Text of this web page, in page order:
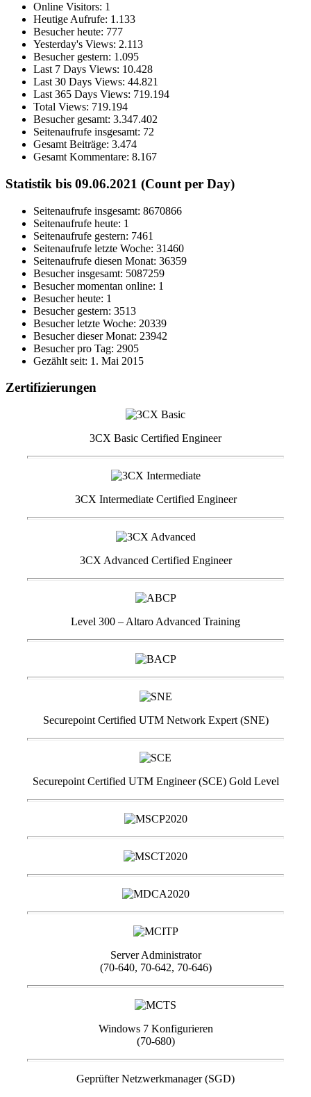
Online Visitors: 1
Heutige Aufrufe: 1.133
Besucher heute: 777
Yesterday's Views: 2.113
Besucher gestern: 1.095
Last 7 Days Views: 10.428
Last 30 Days Views: 44.821
Last 365 Days Views: 719.194
Total Views: 719.194
Besucher gesamt: 3.347.402
Seitenaufrufe insgesamt: 72
Gesamt Beiträge: 3.474
Gesamt Kommentare: 8.167
Statistik bis 09.06.2021 (Count per Day)
Seitenaufrufe insgesamt: 8670866
Seitenaufrufe heute: 1
Seitenaufrufe gestern: 7461
Seitenaufrufe letzte Woche: 31460
Seitenaufrufe diesen Monat: 36359
Besucher insgesamt: 5087259
Besucher momentan online: 1
Besucher heute: 1
Besucher gestern: 3513
Besucher letzte Woche: 20339
Besucher dieser Monat: 23942
Besucher pro Tag: 2905
Gezählt seit: 1. Mai 2015
Zertifizierungen
3CX Basic Certified Engineer
3CX Intermediate Certified Engineer
3CX Advanced Certified Engineer
Level 300 – Altaro Advanced Training
Securepoint Certified UTM Network Expert (SNE)
Securepoint Certified UTM Engineer (SCE) Gold Level
Server Administrator
(70-640, 70-642, 70-646)
Windows 7 Konfigurieren
(70-680)
Geprüfter Netzwerkmanager (SGD)